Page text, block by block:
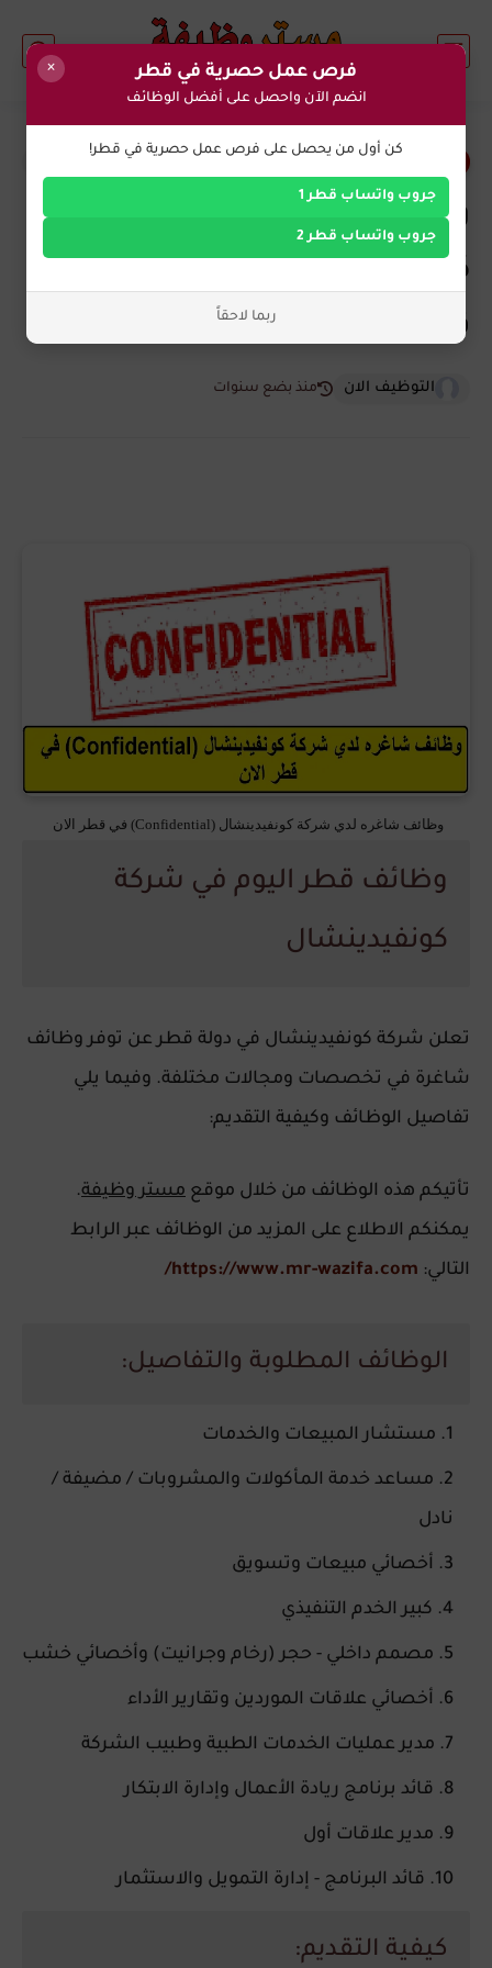
وظائف اليوم في قطر
وظائف شاغره لدي شركة
قطر الان
التوظيف الان منذ بضع سنوات
وظائف شاغره لدي شركة كونفيدينشال (Confidential) في قطر الان
وظائف قطر اليوم في شركة
كونفيدينشال
تعلن شركة كونفيدينشال في دولة قطر عن توفر وظائف
شاغرة في تخصصات ومجالات مختلفة. وفيما يلي
تفاصيل الوظائف وكيفية التقديم:
تأتيكم هذه الوظائف من خلال موقع مستر وظيفة.
يمكنكم الاطلاع على المزيد من الوظائف عبر الرابط
التالي: https://www.mr-wazifa.com/
الوظائف المطلوبة والتفاصيل:
مستشار المبيعات والخدمات
مساعد خدمة المأكولات والمشروبات / مضيفة /
نادل
أخصائي مبيعات وتسويق
كبير الخدم التنفيذي
مصمم داخلي - حجر (رخام وجرانيت) وأخصائي خشب
أخصائي علاقات الموردين وتقارير الأداء
مدير عمليات الخدمات الطبية وطبيب الشركة
قائد برنامج ريادة الأعمال وإدارة الابتكار
مدير علاقات أول
قائد البرنامج - إدارة التمويل والاستثمار
كيفية التقديم:
× فرص عمل حصرية في قطر
انضم الآن واحصل على أفضل الوظائف
كن أول من يحصل على فرص عمل حصرية في قطر!
جروب واتساب قطر 1
جروب واتساب قطر 2
ربما لاحقاً